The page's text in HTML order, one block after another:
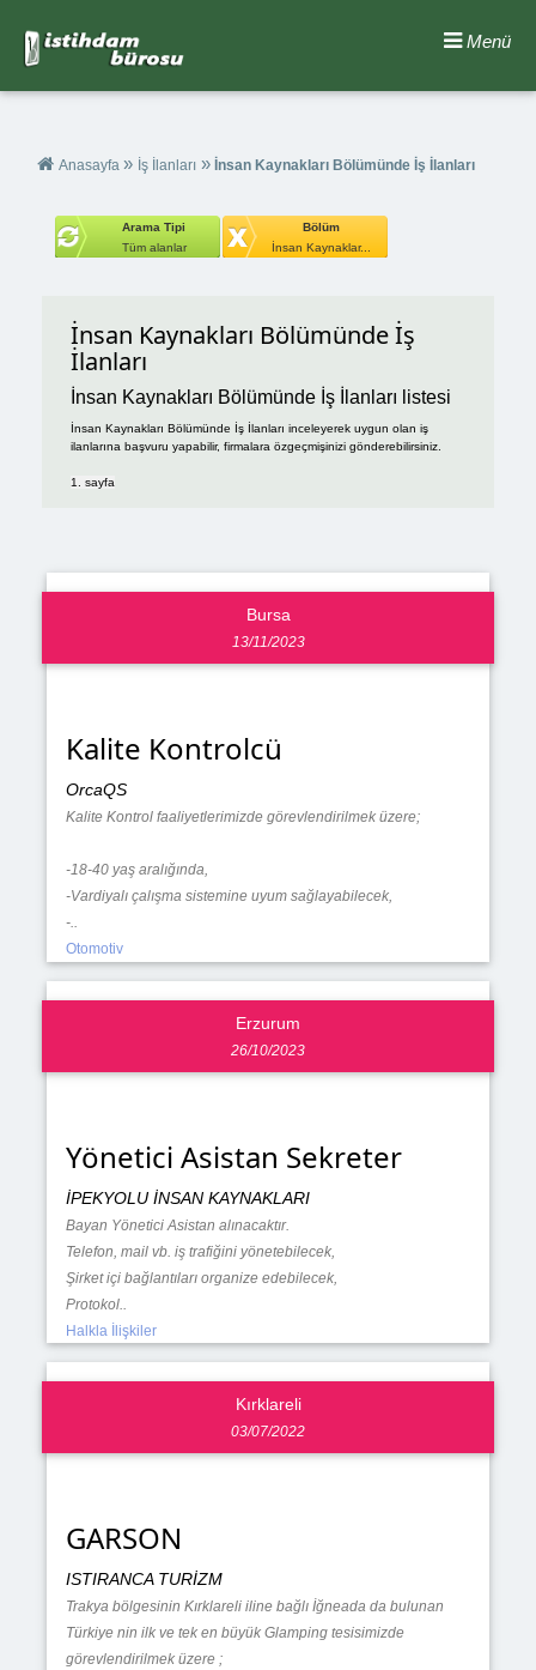
Menü
Anasayfa » İş İlanları » İnsan Kaynakları Bölümünde İş İlanları
Arama Tipi
Tüm alanlar
Bölüm
İnsan Kaynaklar...
İnsan Kaynakları Bölümünde İş
İlanları
İnsan Kaynakları Bölümünde İş İlanları listesi
İnsan Kaynakları Bölümünde İş İlanları inceleyerek uygun olan iş
ilanlarına başvuru yapabilir, firmalara özgeçmişinizi gönderebilirsiniz.
1. sayfa
Bursa
13/11/2023
Kalite Kontrolcü
OrcaQS
Kalite Kontrol faaliyetlerimizde görevlendirilmek üzere;
-18-40 yaş aralığında,
-Vardiyalı çalışma sistemine uyum sağlayabilecek,
-..
Otomotiv
Erzurum
26/10/2023
Yönetici Asistan Sekreter
İPEKYOLU İNSAN KAYNAKLARI
Bayan Yönetici Asistan alınacaktır.
Telefon, mail vb. iş trafiğini yönetebilecek,
Şirket içi bağlantıları organize edebilecek,
Protokol..
Halkla İlişkiler
Kırklareli
03/07/2022
GARSON
ISTIRANCA TURİZM
Trakya bölgesinin Kırklareli iline bağlı İğneada da bulunan
Türkiye nin ilk ve tek en büyük Glamping tesisimizde
görevlendirilmek üzere ;